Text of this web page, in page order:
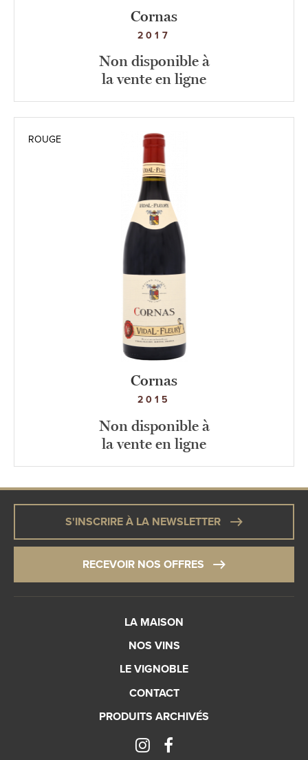
Cornas
2017
Non disponible à
la vente en ligne
ROUGE
Cornas
2015
Non disponible à
la vente en ligne
S'INSCRIRE À LA NEWSLETTER
RECEVOIR NOS OFFRES
LA MAISON
NOS VINS
LE VIGNOBLE
CONTACT
PRODUITS ARCHIVÉS